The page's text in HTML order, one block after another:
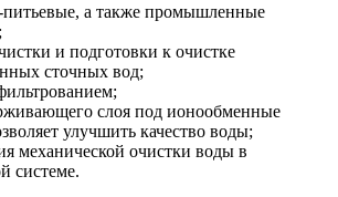
питьевые, а также промышленные
и подготовки к очистке
сточных вод;
слоя под ионообменные
улучшить качество воды;
механической очистки воды в
системе.